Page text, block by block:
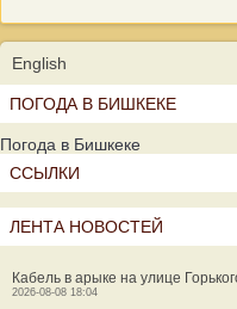
English
ПОГОДА В БИШКЕКЕ
Погода в Бишкеке
ССЫЛКИ
ЛЕНТА НОВОСТЕЙ
Кабель в арыке на улице
2026-08-08 18:04